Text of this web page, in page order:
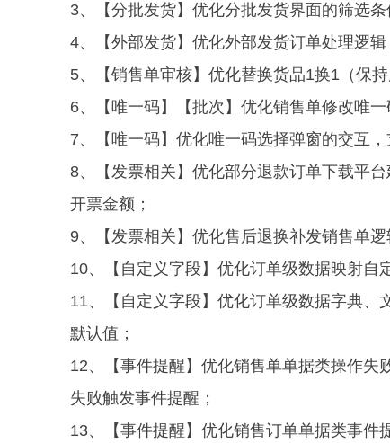
3、【分批发货】优化分批发货界面的筛选
4、【外部发货】优化外部发货订单处理逻
5、【销售单审核】优化替换货品1换1（保
6、【唯一码】【批次】优化销售单修改唯
7、【唯一码】优化唯一码选择弹窗的交互，
8、【发票相关】优化部分退款订单下载平
开票金额；
9、
【发票相关】优化售后退换补发销售单
10、【自定义字段】优化订单级数据映射自
11、【自定义字段】优化订单级数据字典、
默认值；
12、【事件提醒】优化销售单单据类操作失
失败触发事件提醒；
13、【事件提醒】优化销售订单单据类事件